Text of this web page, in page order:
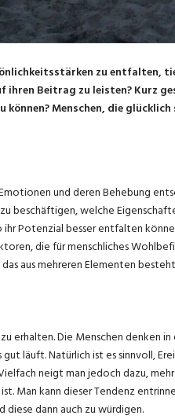
zu entfalten,
ihren Beitrag zu leisten? Kurz
Menschen, die
und deren Behebung
beschäftigen, welche
Potenzial besser entfalten
die für menschliches
aus mehreren Elementen
erhalten. Die Menschen denken in
läuft. Natürlich ist es sinnvoll,
neigt man jedoch dazu,
Man kann dieser Tendenz
diese dann auch zu würdigen.